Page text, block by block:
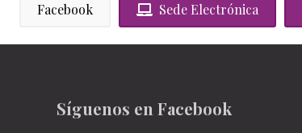
Facebook Sede Electrónica
Síguenos en Facebook